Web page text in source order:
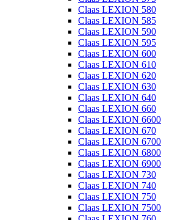
Claas LEXION 580
Claas LEXION 585
Claas LEXION 590
Claas LEXION 595
Claas LEXION 600
Claas LEXION 610
Claas LEXION 620
Claas LEXION 630
Claas LEXION 640
Claas LEXION 660
Claas LEXION 6600
Claas LEXION 670
Claas LEXION 6700
Claas LEXION 6800
Claas LEXION 6900
Claas LEXION 730
Claas LEXION 740
Claas LEXION 750
Claas LEXION 7500